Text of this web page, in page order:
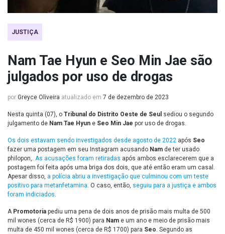
JUSTIÇA
Nam Tae Hyun e Seo Min Jae são
julgados por uso de drogas
por Greyce Oliveira atualizado em 7 de dezembro de 2023
Nesta quinta (07), o Tribunal do Distrito Oeste de Seul sediou o segundo
julgamento de Nam Tae Hyun e Seo Min Jae por uso de drogas.
Os dois estavam sendo investigados desde agosto de 2022 após Seo
fazer uma postagem em seu Instagram acusando Nam de ter usado
philopon,. As acusações foram retiradas após ambos esclarecerem que a
postagem foi feita após uma briga dos dois, que até então eram um casal.
Apesar disso, a polícia abriu a investigação que culminou com um teste
positivo para metanfetamina. O caso, então, seguiu para a justiça e ambos
foram indiciados.
A Promotoria pediu uma pena de dois anos de prisão mais multa de 500
mil wones (cerca de R$ 1900) para Nam e um ano e meio de prisão mais
multa de 450 mil wones (cerca de R$ 1700) para Seo. Segundo as